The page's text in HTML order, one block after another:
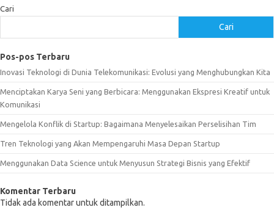
Cari
Cari
Pos-pos Terbaru
Inovasi Teknologi di Dunia Telekomunikasi: Evolusi yang Menghubungkan Kita
Menciptakan Karya Seni yang Berbicara: Menggunakan Ekspresi Kreatif untuk
Komunikasi
Mengelola Konflik di Startup: Bagaimana Menyelesaikan Perselisihan Tim
Tren Teknologi yang Akan Mempengaruhi Masa Depan Startup
Menggunakan Data Science untuk Menyusun Strategi Bisnis yang Efektif
Komentar Terbaru
Tidak ada komentar untuk ditampilkan.